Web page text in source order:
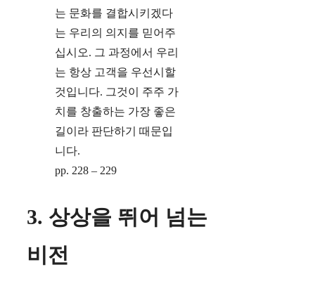
는 문화를 결합시키겠다
는 우리의 의지를 믿어주
십시오. 그 과정에서 우리
는 항상 고객을 우선시할
것입니다. 그것이 주주 가
치를 창출하는 가장 좋은
길이라 판단하기 때문입
니다.
pp. 228 – 229
3. 상상을 뛰어 넘는
비전